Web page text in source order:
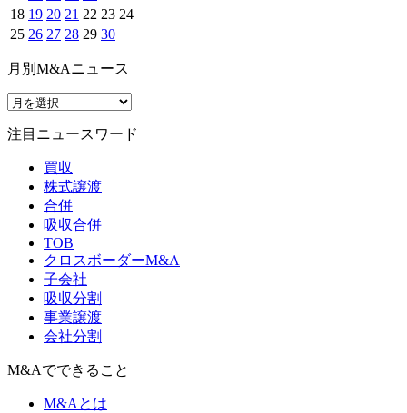
18 19 20 21 22 23 24
25 26 27 28 29 30
月別M&Aニュース
注目ニュースワード
買収
株式譲渡
合併
吸収合併
TOB
クロスボーダーM&A
子会社
吸収分割
事業譲渡
会社分割
M&Aでできること
M&Aとは